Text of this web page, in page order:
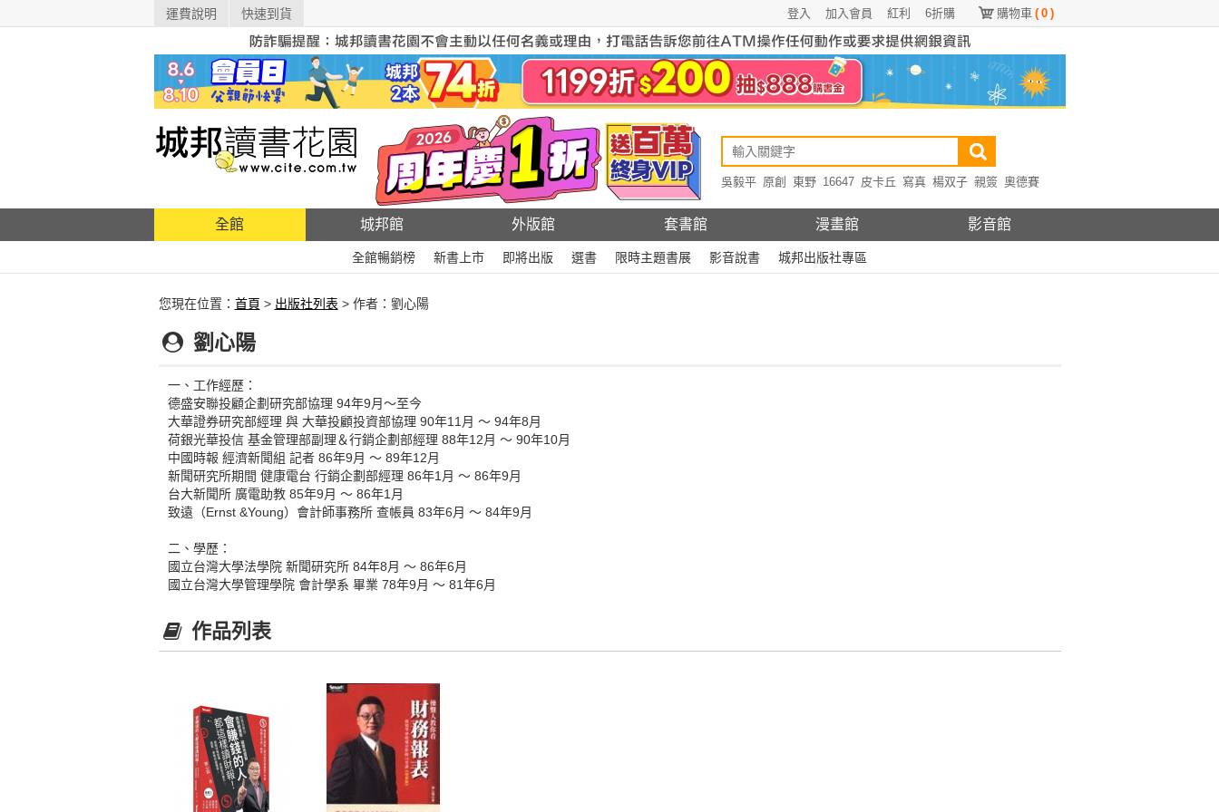
運費說明 快速到貨 購物車 ( 0 )
6折購
紅利
加入會員
登入
吳毅平 原創 東野 16647 皮卡丘 寫真 楊双子 親簽 奧德賽
全館 城邦館 外版館 套書館 漫畫館 影音館
全館暢銷榜 新書上市 即將出版 選書 限時主題書展 影音說書 城邦出版社專區
您現在位置： 首頁 > 出版社列表 > 作者：劉心陽
劉心陽
一、工作經歷：
德盛安聯投顧企劃研究部協理 94年9月～至今
大華證券研究部經理 與 大華投顧投資部協理 90年11月 ～ 94年8月
荷銀光華投信 基金管理部副理＆行銷企劃部經理 88年12月 ～ 90年10月
中國時報 經濟新聞組 記者 86年9月 ～ 89年12月
新聞研究所期間 健康電台 行銷企劃部經理 86年1月 ～ 86年9月
台大新聞所 廣電助教 85年9月 ～ 86年1月
致遠（Ernst &Young）會計師事務所 查帳員 83年6月 ～ 84年9月
二、學歷：
國立台灣大學法學院 新聞研究所 84年8月 ～ 86年6月
國立台灣大學管理學院 會計學系 畢業 78年9月 ～ 81年6月
作品列表